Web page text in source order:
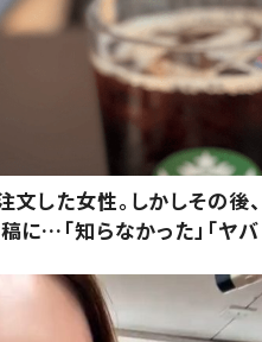
した女性。しかしその後、
に…「知らなかった」「ヤバ